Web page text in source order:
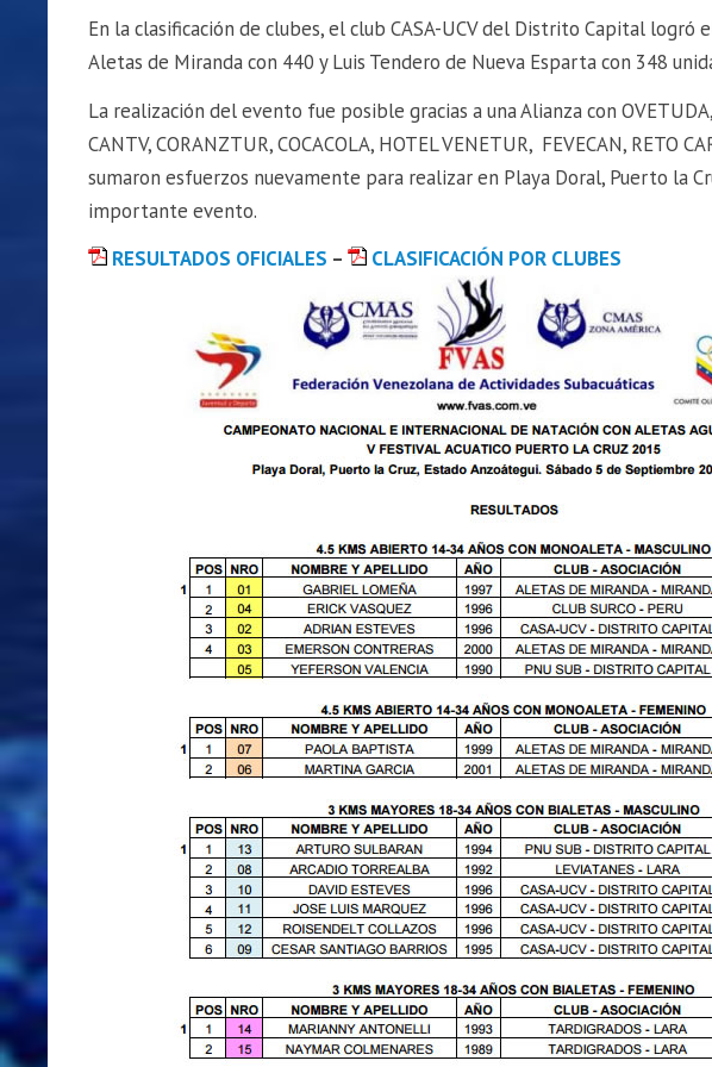
En la clasificación de clubes, el club CASA-UCV del Distrito Capital
Aletas de Miranda con 440 y Luis Tendero de Nueva Esparta con 348
La realización del evento fue posible gracias a una Alianza con
CANTV, CORANZTUR, COCACOLA, HOTEL VENETUR, FEVECAN, RETO
sumaron esfuerzos nuevamente para realizar en Playa Doral, Puerto la
importante evento.
RESULTADOS OFICIALES – CLASIFICACIÓN POR CLUBES